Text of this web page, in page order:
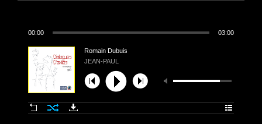
00:00 03:00
JEAN-PAUL
Romain Dubuis